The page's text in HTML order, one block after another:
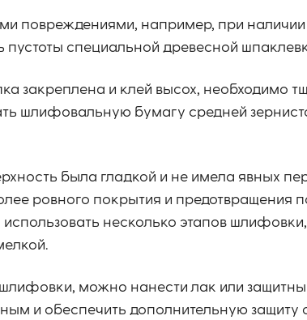
повреждениями, например, при наличии
пустоты специальной древесной
закреплена и клей высох, необходимо
шлифовальную бумагу средней
была гладкой и не имела явных
ровного покрытия и предотвращения
использовать несколько этапов
можно нанести лак или
и обеспечить дополнительную защиту